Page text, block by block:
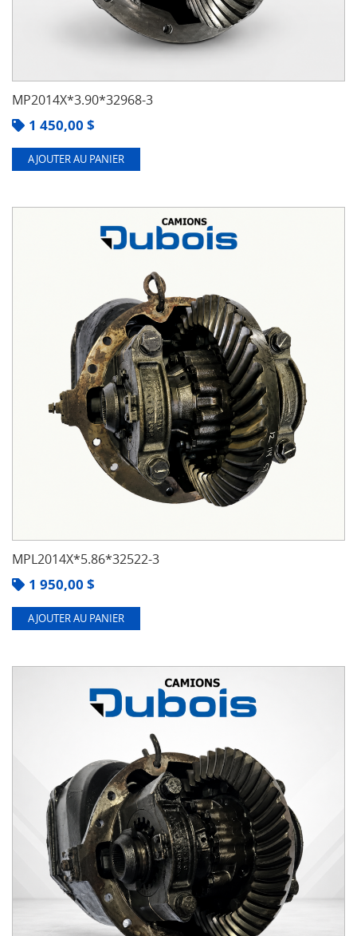
MP2014X*3.90*32968-3
1 450,00 $
AJOUTER AU PANIER
MPL2014X*5.86*32522-3
1 950,00 $
AJOUTER AU PANIER